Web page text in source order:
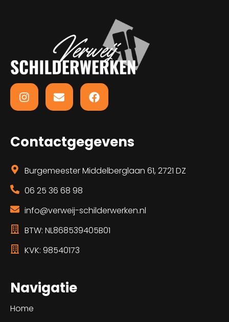
Contactgegevens
Burgemeester Middelberglaan 61, 2721 DZ
06 25 36 68 98
info@verweij-schilderwerken.nl
BTW: NL868539405B01
KVK: 98540173
Navigatie
Home